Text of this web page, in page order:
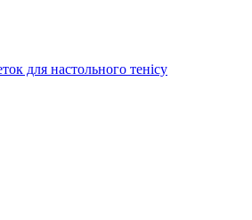
для настольного тенісу